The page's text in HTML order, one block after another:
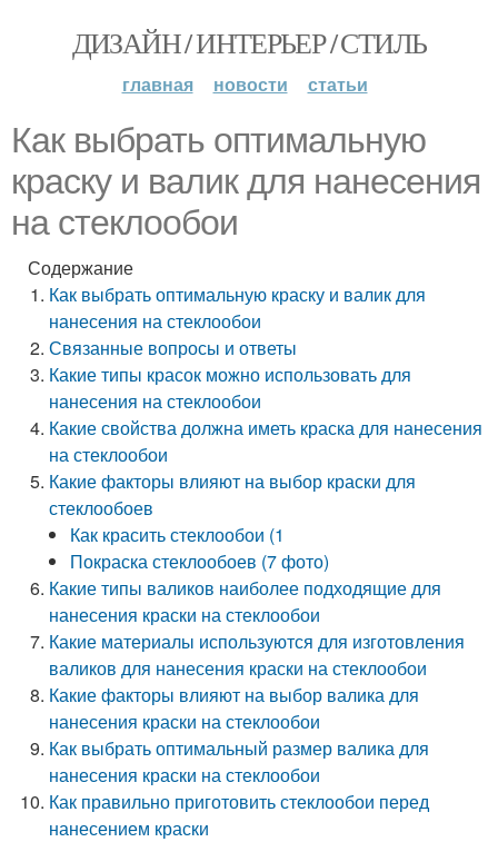
ДИЗАЙН / ИНТЕРЬЕР / СТИЛЬ
главная новости статьи
Как выбрать оптимальную
краску и валик для нанесения
на стеклообои
Содержание
Как выбрать оптимальную краску и валик для
нанесения на стеклообои
Связанные вопросы и ответы
Какие типы красок можно использовать для
нанесения на стеклообои
Какие свойства должна иметь краска для нанесения
на стеклообои
Какие факторы влияют на выбор краски для
стеклообоев
Как красить стеклообои (1
Покраска стеклообоев (7 фото)
Какие типы валиков наиболее подходящие для
нанесения краски на стеклообои
Какие материалы используются для изготовления
валиков для нанесения краски на стеклообои
Какие факторы влияют на выбор валика для
нанесения краски на стеклообои
Как выбрать оптимальный размер валика для
нанесения краски на стеклообои
Как правильно приготовить стеклообои перед
нанесением краски